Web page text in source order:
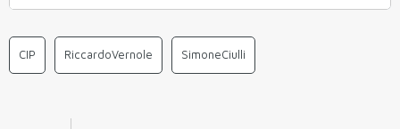
CIP RiccardoVernole SimoneCiulli